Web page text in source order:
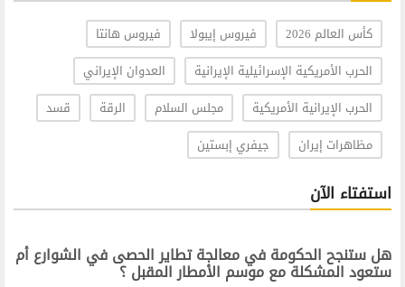
كأس العالم 2026 فيروس إيبولا
فيروس هانتا
الحرب الأمريكية الإسرائيلية الإيرانية
العدوان الإيراني
الحرب الإيرانية الأمريكية
مجلس السلام الرقة
قسد
مظاهرات إيران
جيفري إبستين
استفتاء الآن
هل ستنجح الحكومة في معالجة تطاير الحصى في الشوارع أم
ستعود المشكلة مع موسم الأمطار المقبل ؟